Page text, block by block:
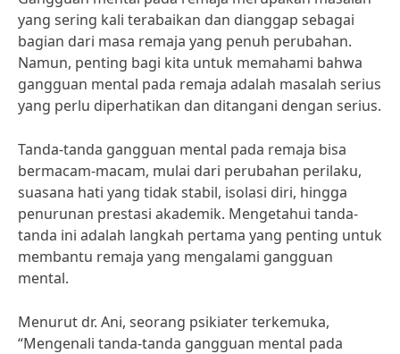
yang sering kali terabaikan dan dianggap sebagai
bagian dari masa remaja yang penuh perubahan.
Namun, penting bagi kita untuk memahami bahwa
gangguan mental pada remaja adalah masalah serius
yang perlu diperhatikan dan ditangani dengan serius.
Tanda-tanda gangguan mental pada remaja bisa
bermacam-macam, mulai dari perubahan perilaku,
suasana hati yang tidak stabil, isolasi diri, hingga
penurunan prestasi akademik. Mengetahui tanda-
tanda ini adalah langkah pertama yang penting untuk
membantu remaja yang mengalami gangguan
mental.
Menurut dr. Ani, seorang psikiater terkemuka,
“Mengenali tanda-tanda gangguan mental pada